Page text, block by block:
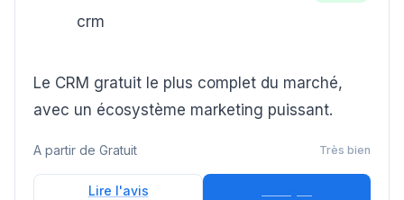
crm
Le CRM gratuit le plus complet du marché,
avec un écosystème marketing puissant.
A partir de Gratuit Très bien
Lire l'avis